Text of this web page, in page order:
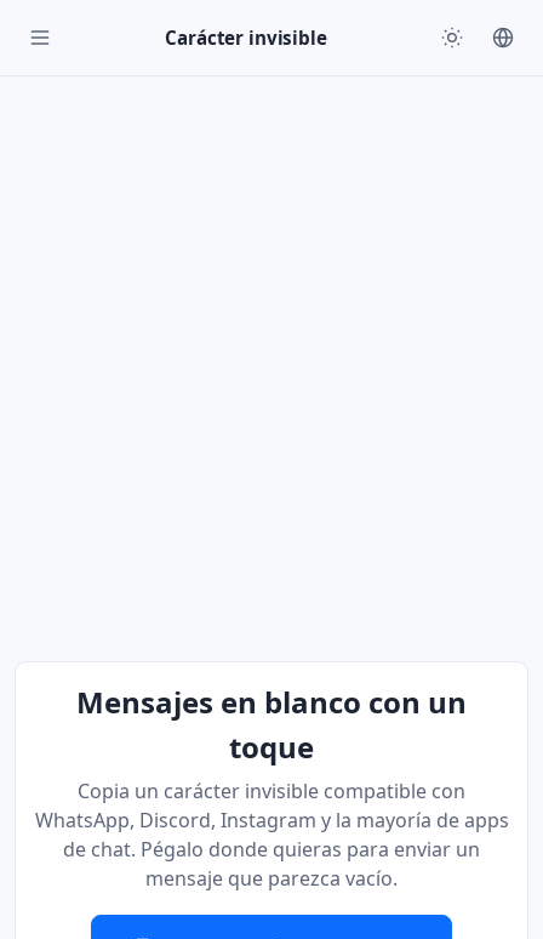
Carácter invisible
Mensajes en blanco con un
toque
Copia un carácter invisible compatible con
WhatsApp, Discord, Instagram y la mayoría de apps
de chat. Pégalo donde quieras para enviar un
mensaje que parezca vacío.